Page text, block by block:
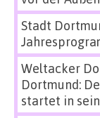
Stadt
Weltacker
Dortmund:
startet in